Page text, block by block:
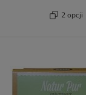
2 opcji